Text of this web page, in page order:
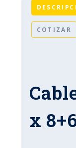
COTIZAR
x